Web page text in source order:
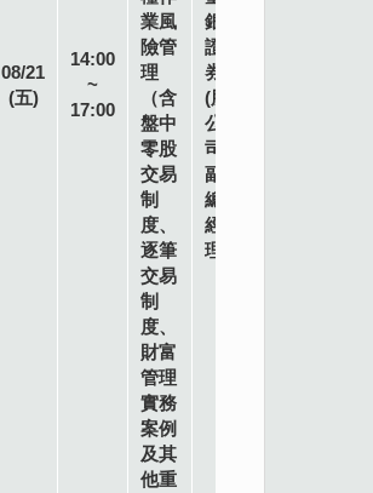
08/21
(五)
14:00
~
17:00
業風
險管
理
（含
盤中
零股
交易
制
度、
逐筆
交易
制
度、
財富
管理
實務
案例
及其
他重
銀
證
券
(股)
公
司
副
總
經
理